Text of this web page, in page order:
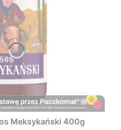
Meksykański 400g